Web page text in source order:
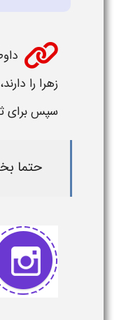
زهرا را
سپس برای
حتما